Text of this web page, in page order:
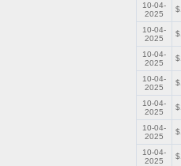
10-04-
2025
10-04-
2025
10-04-
2025
10-04-
2025
10-04-
2025
10-04-
2025
10-04-
2025